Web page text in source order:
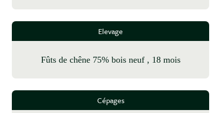
Elevage
fûts de chêne 75% bois neuf , 18 mois
Cépages